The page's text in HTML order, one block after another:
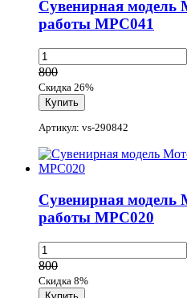
Сувенирная модель
работы МРС041
800
Скидка 26%
Артикул: vs-290842
Сувенирная модель
работы МРС020
800
Скидка 8%